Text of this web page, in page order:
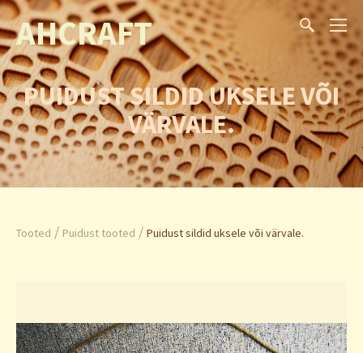
AHCRAFT
PUIDUST SILDID UKSELE VÕI
VÄRVALE.
Tooted / Puidust tooted / Puidust sildid uksele või värvale.